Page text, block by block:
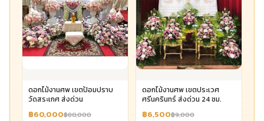
ดอกไม้งานศพ เขตป้อมปราบ
วัดสระเกศ ส่งด่วน
฿60,000฿80,000
ดอกไม้งานศพ เขตประเวศ
ศรีนครินทร์ ส่งด่วน 24 ชม.
฿6,500฿9,000